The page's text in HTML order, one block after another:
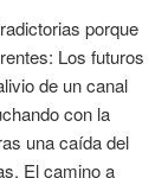
porque
Los futuros
de un canal
con la
una caída del
El camino a